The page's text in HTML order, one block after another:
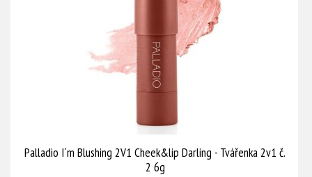
Palladio I´m Blushing 2V1 Cheek&lip Darling - Tvářenka 2v1 č.
2 6g